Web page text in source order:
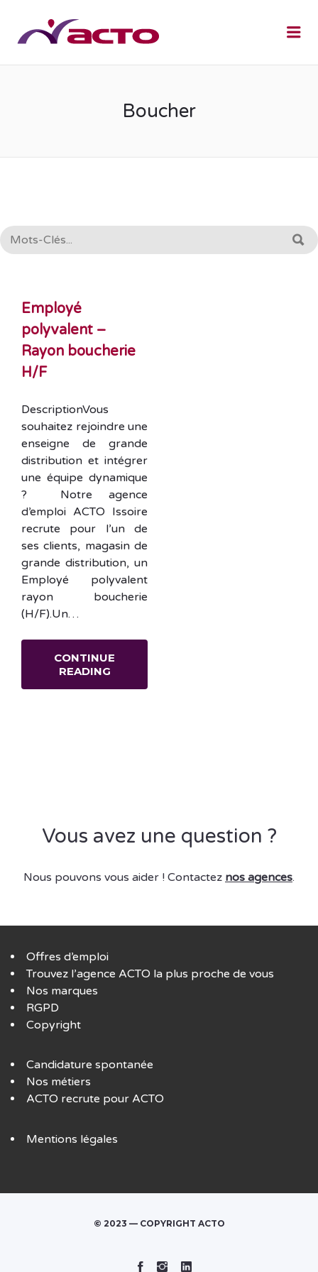
Boucher
RECHERCHE:
Employé
polyvalent –
Rayon boucherie
H/F
DescriptionVous
souhaitez rejoindre une
enseigne de grande
distribution et intégrer
une équipe dynamique
? Notre agence
d’emploi ACTO Issoire
recrute pour l’un de
ses clients, magasin de
grande distribution, un
Employé polyvalent
rayon boucherie
(H/F).Un…
CONTINUE
READING
Vous avez une question ?
Nous pouvons vous aider ! Contactez nos agences.
Offres d’emploi
Trouvez l’agence ACTO la plus proche de vous
Nos marques
RGPD
Copyright
Candidature spontanée
Nos métiers
ACTO recrute pour ACTO
Mentions légales
© 2023 — COPYRIGHT ACTO
Facebook
Instagram
Linked